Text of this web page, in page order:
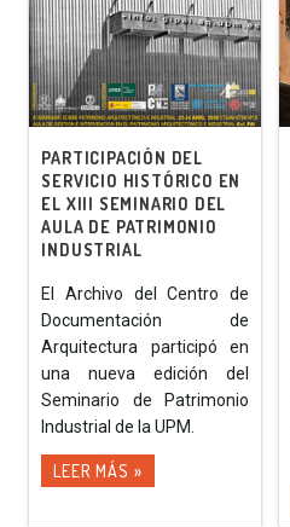
PARTICIPACIÓN DEL
SERVICIO HISTÓRICO EN
EL XIII SEMINARIO DEL
AULA DE PATRIMONIO
INDUSTRIAL
El Archivo del Centro de
Documentación de
Arquitectura participó en
una nueva edición del
Seminario de Patrimonio
Industrial de la UPM.
LEER MÁS »